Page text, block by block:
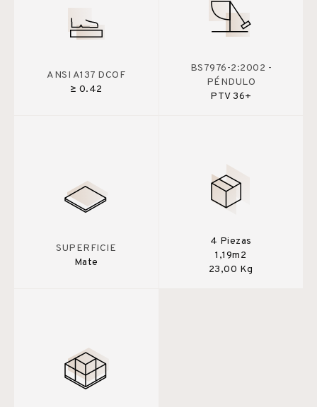
ANSI A137 DCOF
≥ 0.42
BS7976-2:2002 -
PÉNDULO
PTV 36+
SUPERFICIE
Mate
4 Piezas
1,19m2
23,00 Kg